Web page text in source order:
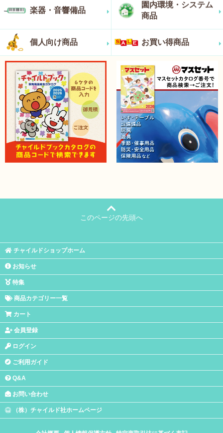
楽器・音響備品
園内環境・システム
商品
個人向け商品 お買い得商品
このページの先頭へ
チャイルドショップホーム
お知らせ
特集
商品カテゴリー一覧
カート
会員登録
ログイン
ご利用ガイド
Q&A
お問い合わせ
（株）チャイルド社ホームページ